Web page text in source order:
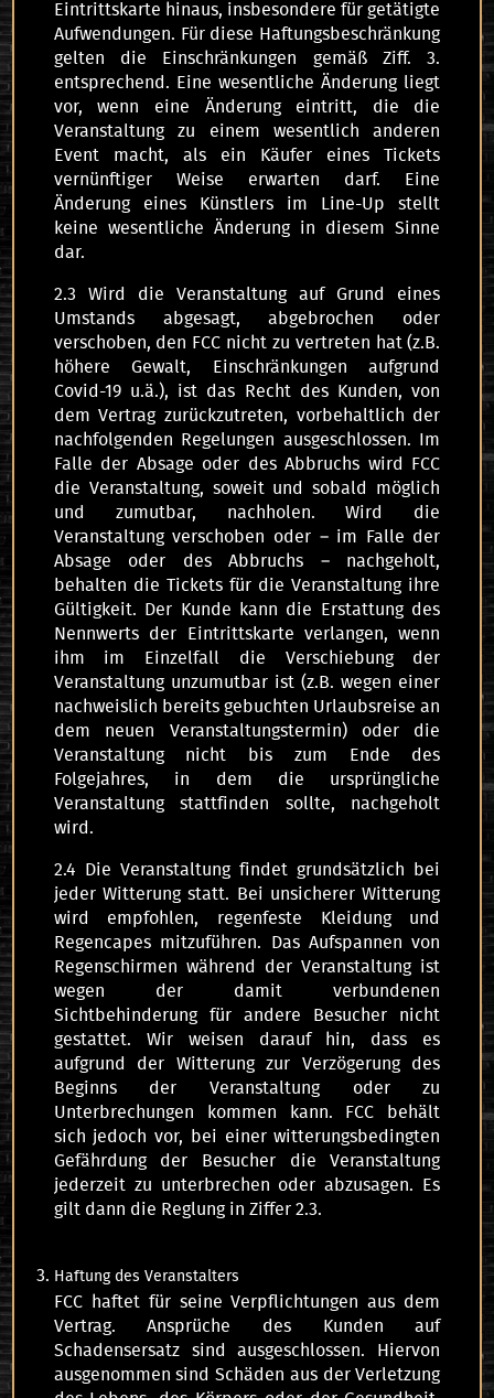
Eintrittskarte hinaus, insbesondere für getätigte
Aufwendungen. Für diese Haftungsbeschränkung
gelten die Einschränkungen gemäß Ziff. 3.
entsprechend. Eine wesentliche Änderung liegt
vor, wenn eine Änderung eintritt, die die
Veranstaltung zu einem wesentlich anderen
Event macht, als ein Käufer eines Tickets
vernünftiger Weise erwarten darf. Eine
Änderung eines Künstlers im Line-Up stellt
keine wesentliche Änderung in diesem Sinne
dar.
2.3 Wird die Veranstaltung auf Grund eines
Umstands abgesagt, abgebrochen oder
verschoben, den FCC nicht zu vertreten hat (z.B.
höhere Gewalt, Einschränkungen aufgrund
Covid-19 u.ä.), ist das Recht des Kunden, von
dem Vertrag zurückzutreten, vorbehaltlich der
nachfolgenden Regelungen ausgeschlossen. Im
Falle der Absage oder des Abbruchs wird FCC
die Veranstaltung, soweit und sobald möglich
und zumutbar, nachholen. Wird die
Veranstaltung verschoben oder – im Falle der
Absage oder des Abbruchs – nachgeholt,
behalten die Tickets für die Veranstaltung ihre
Gültigkeit. Der Kunde kann die Erstattung des
Nennwerts der Eintrittskarte verlangen, wenn
ihm im Einzelfall die Verschiebung der
Veranstaltung unzumutbar ist (z.B. wegen einer
nachweislich bereits gebuchten Urlaubsreise an
dem neuen Veranstaltungstermin) oder die
Veranstaltung nicht bis zum Ende des
Folgejahres, in dem die ursprüngliche
Veranstaltung stattfinden sollte, nachgeholt
wird.
2.4 Die Veranstaltung findet grundsätzlich bei
jeder Witterung statt. Bei unsicherer Witterung
wird empfohlen, regenfeste Kleidung und
Regencapes mitzuführen. Das Aufspannen von
Regenschirmen während der Veranstaltung ist
wegen der damit verbundenen
Sichtbehinderung für andere Besucher nicht
gestattet. Wir weisen darauf hin, dass es
aufgrund der Witterung zur Verzögerung des
Beginns der Veranstaltung oder zu
Unterbrechungen kommen kann. FCC behält
sich jedoch vor, bei einer witterungsbedingten
Gefährdung der Besucher die Veranstaltung
jederzeit zu unterbrechen oder abzusagen. Es
gilt dann die Reglung in Ziffer 2.3.
Haftung des Veranstalters
FCC haftet für seine Verpflichtungen aus dem
Vertrag. Ansprüche des Kunden auf
Schadensersatz sind ausgeschlossen. Hiervon
ausgenommen sind Schäden aus der Verletzung